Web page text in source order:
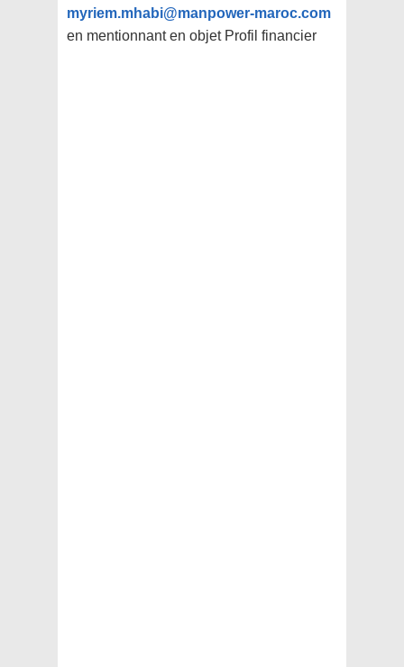
myriem.mhabi@manpower-maroc.com
en mentionnant en objet Profil financier